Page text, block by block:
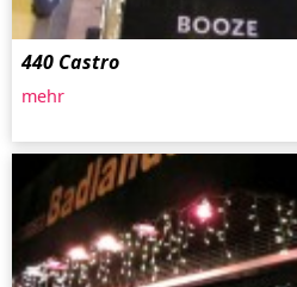
440 Castro
mehr